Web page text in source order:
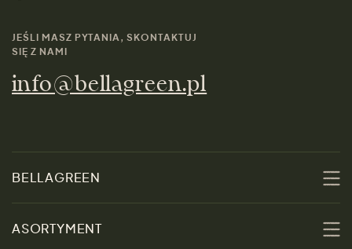
JEŚLI MASZ PYTANIA, SKONTAKTUJ
SIĘ Z NAMI
info@bellagreen.pl
BELLAGREEN
ASORTYMENT